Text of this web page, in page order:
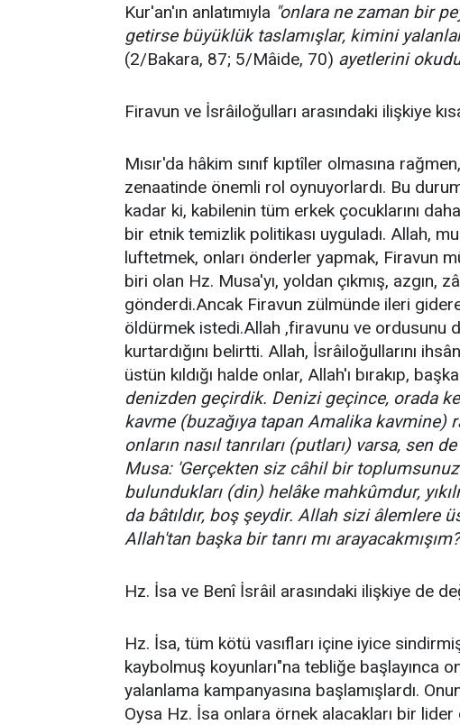
Kur'an'ın anlatımıyla "onlara ne zaman bir
getirse büyüklük taslamışlar, kimini
(2/Bakara, 87; 5/Mâide, 70) ayetlerini
Firavun ve İsrâiloğulları arasındaki ilişkiye
Mısır'da hâkim sınıf kıptîler olmasına
zenaatinde önemli rol oynuyorlardı. Bu
kadar ki, kabilenin tüm erkek çocuklarını
bir etnik temizlik politikası uyguladı. Allah,
luftetmek, onları önderler yapmak, Firavun
biri olan Hz. Musa'yı, yoldan çıkmış, azgın,
gönderdi.Ancak Firavun zülmünde ileri
öldürmek istedi.Allah ,firavunu ve ordusunu
kurtardığını belirtti. Allah, İsrâiloğullarını
üstün kıldığı halde onlar, Allah'ı bırakıp,
denizden geçirdik. Denizi geçince, orada
kavme (buzağıya tapan Amalika kavmine)
onların nasıl tanrıları (putları) varsa, sen
Musa: 'Gerçekten siz câhil bir
bulundukları (din) helâke mahkûmdur,
da bâtıldır, boş şeydir. Allah sizi âlemlere
Allah'tan başka bir tanrı mı
Hz. İsa ve Benî İsrâil arasındaki ilişkiye de
Hz. İsa, tüm kötü vasıfları içine iyice
kaybolmuş koyunları"na tebliğe başlayınca
yalanlama kampanyasına başlamışlardı.
Oysa Hz. İsa onlara örnek alacakları bir